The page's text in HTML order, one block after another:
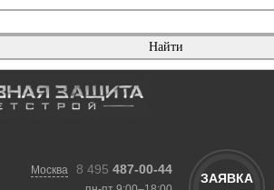
Москва 8 495 487-00-44
ЗАЯВКА